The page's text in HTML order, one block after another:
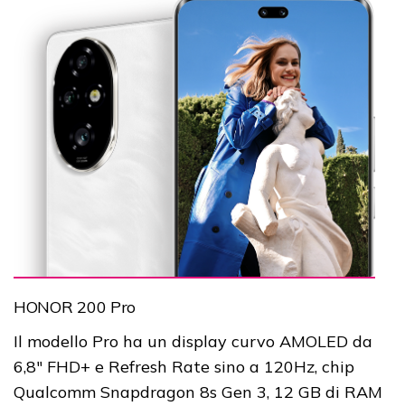
HONOR 200 Pro
Il modello Pro ha un display curvo AMOLED da
6,8" FHD+ e Refresh Rate sino a 120Hz, chip
Qualcomm Snapdragon 8s Gen 3, 12 GB di RAM